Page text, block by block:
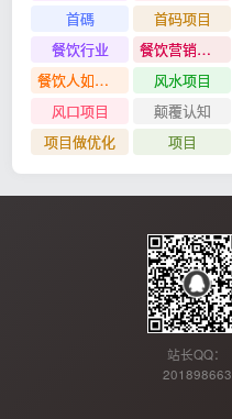
首碼
首码项目
餐饮行业
餐饮营销管理特训班
餐饮人如何用团购给门店拓客
风水项目
风口项目
颠覆认知
项目做优化
项目
站长QQ：
201898663